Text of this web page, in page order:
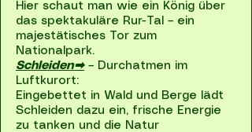
Hier schaut man wie ein König über
das spektakuläre Rur-Tal – ein
majestätisches Tor zum
Nationalpark.
Schleiden➡– Durchatmen im
Luftkurort:
Eingebettet in Wald und Berge lädt
Schleiden dazu ein, frische Energie
zu tanken und die Natur